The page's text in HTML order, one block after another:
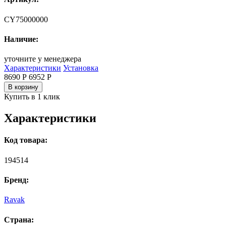
CY75000000
Наличие:
уточните у менеджера
Характеристики Установка
8690 Р 6952 Р
В корзину
Купить в 1 клик
Характеристики
Код товара:
194514
Бренд:
Ravak
Страна: